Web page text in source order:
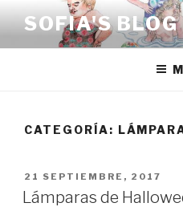
contenido
SOFIA'S BLOG
CATEGORÍA:
PUBLICADO
EL
21 SEPTIEMBRE, 2017
Lámparas de